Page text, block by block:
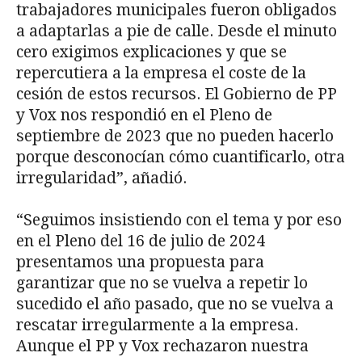
trabajadores municipales fueron obligados
a adaptarlas a pie de calle. Desde el minuto
cero exigimos explicaciones y que se
repercutiera a la empresa el coste de la
cesión de estos recursos. El Gobierno de PP
y Vox nos respondió en el Pleno de
septiembre de 2023 que no pueden hacerlo
porque desconocían cómo cuantificarlo, otra
irregularidad”, añadió.
“Seguimos insistiendo con el tema y por eso
en el Pleno del 16 de julio de 2024
presentamos una propuesta para
garantizar que no se vuelva a repetir lo
sucedido el año pasado, que no se vuelva a
rescatar irregularmente a la empresa.
Aunque el PP y Vox rechazaron nuestra